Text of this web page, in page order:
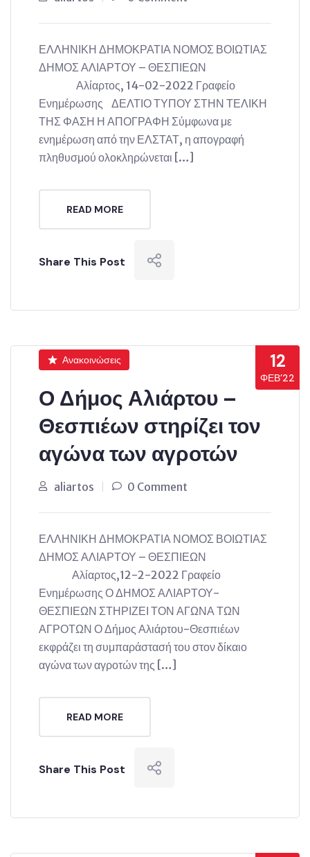
ΕΛΛΗΝΙΚΗ ΔΗΜΟΚΡΑΤΙΑ ΝΟΜΟΣ ΒΟΙΩΤΙΑΣ
ΔΗΜΟΣ ΑΛΙΑΡΤΟΥ – ΘΕΣΠΙΕΩΝ
Αλίαρτος, 14-02-2022 Γραφείο
Ενημέρωσης ΔΕΛΤΙΟ ΤΥΠΟΥ ΣΤΗΝ ΤΕΛΙΚΗ
ΤΗΣ ΦΑΣΗ Η ΑΠΟΓΡΑΦΗ Σύμφωνα με
ενημέρωση από την ΕΛΣΤΑΤ, η απογραφή
πληθυσμού ολοκληρώνεται […]
READ MORE
Share This Post
12
ΦΕΒ’22
Ανακοινώσεις
Ο Δήμος Αλιάρτου –
Θεσπιέων στηρίζει τον
αγώνα των αγροτών
aliartos 0 Comment
ΕΛΛΗΝΙΚΗ ΔΗΜΟΚΡΑΤΙΑ ΝΟΜΟΣ ΒΟΙΩΤΙΑΣ
ΔΗΜΟΣ ΑΛΙΑΡΤΟΥ – ΘΕΣΠΙΕΩΝ
Αλίαρτος,12-2-2022 Γραφείο
Ενημέρωσης Ο ΔΗΜΟΣ ΑΛΙΑΡΤΟΥ-
ΘΕΣΠΙΕΩΝ ΣΤΗΡΙΖΕΙ ΤΟΝ ΑΓΩΝΑ ΤΩΝ
ΑΓΡΟΤΩΝ Ο Δήμος Αλιάρτου-Θεσπιέων
εκφράζει τη συμπαράστασή του στον δίκαιο
αγώνα των αγροτών της […]
READ MORE
Share This Post